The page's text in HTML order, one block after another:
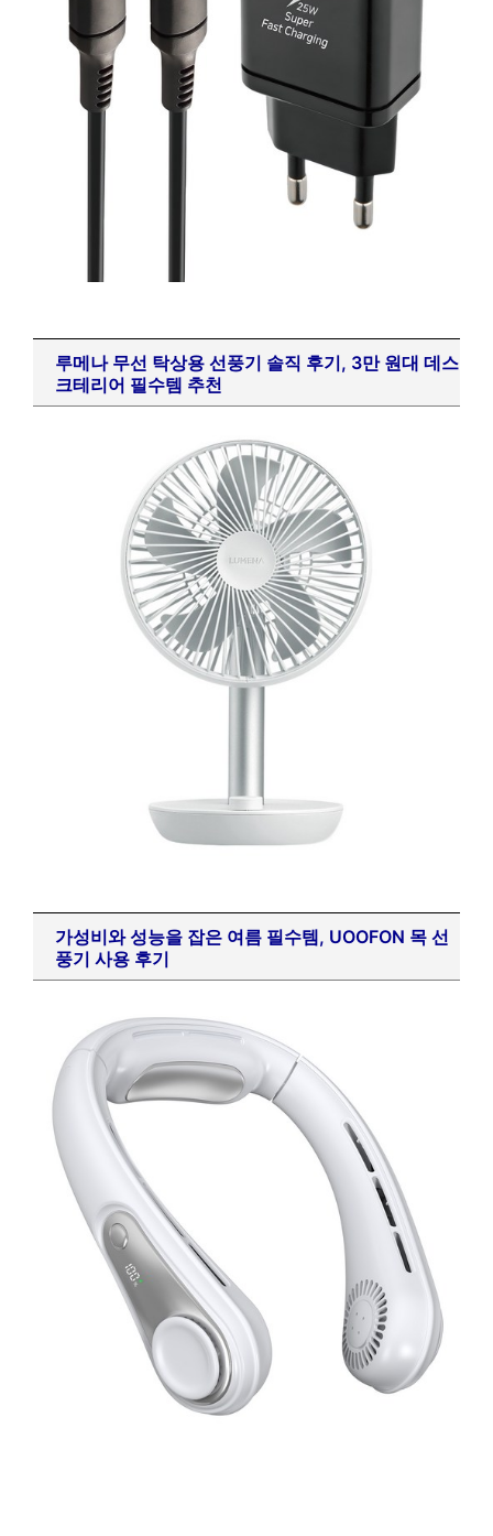
루메나 무선 탁상용 선풍기 솔직 후기, 3만 원대 데스
크테리어 필수템 추천
가성비와 성능을 잡은 여름 필수템, UOOFON 목 선
풍기 사용 후기